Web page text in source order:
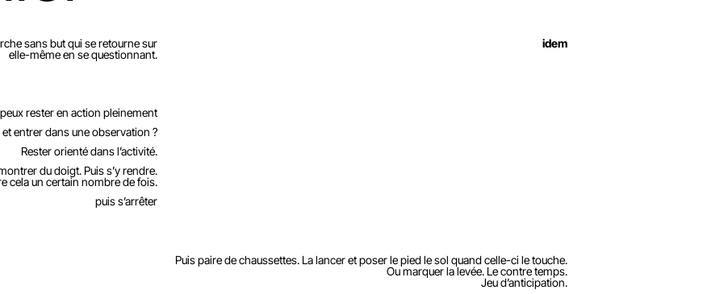
sans but qui se retourne sur
elle-même en se questionnant.
rester en action pleinement
entrer dans une observation ?
Rester orienté dans l’activité.
du doigt. Puis s’y rendre.
cela un certain nombre de fois.
puis s’arrêter
idem
Puis paire de chaussettes. La lancer et poser le pied le sol quand celle-ci le touche.
Ou marquer la levée. Le contre temps.
Jeu d’anticipation.